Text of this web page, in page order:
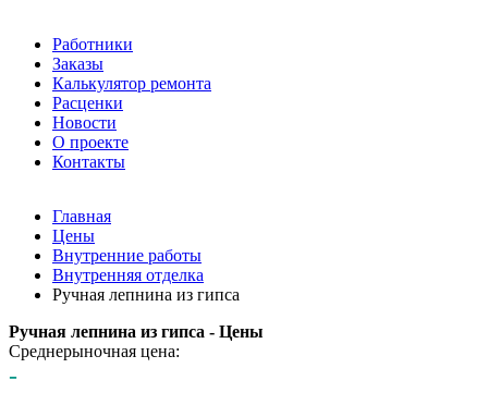
Работники
Заказы
Калькулятор ремонта
Расценки
Новости
О проекте
Контакты
Главная
Цены
Внутренние работы
Внутренняя отделка
Ручная лепнина из гипса
Ручная лепнина из гипса - Цены
Среднерыночная цена:
-